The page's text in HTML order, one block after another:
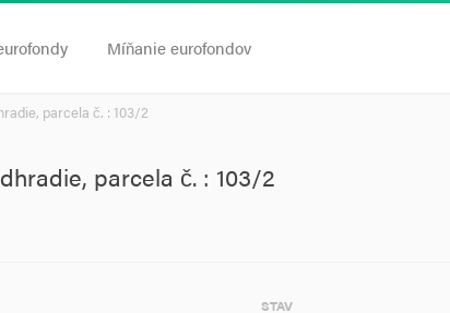
Míňanie eurofondov
parcela č. : 103/2
parcela č. : 103/2
STAV